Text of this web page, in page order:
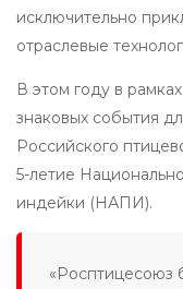
исключительно
отраслевые
В этом году в
знаковых события
Российского
5-летие
индейки (НАПИ).
«Росптицесоюз